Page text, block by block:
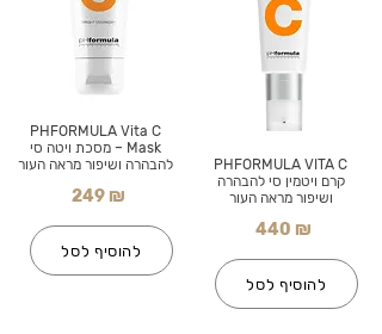
PHFORMULA Vita C
Mask – מסכת ויטה סי
להבהרה ושיפור מראה העור
249 ₪
להוסיף לסל
PHFORMULA VITA C
קרם ויטמין סי להבהרה
ושיפור מראה העור
440 ₪
להוסיף לסל